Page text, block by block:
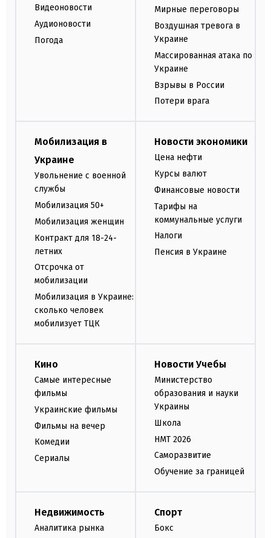
Видеоновости
Аудионовости
Погода
Мирные переговоры
Воздушная тревога в
Украине
Массированная атака по
Украине
Взрывы в России
Потери врага
Мобилизация в
Украине
Увольнение с военной
службы
Мобилизация 50+
Мобилизация женщин
Контракт для 18-24-
летних
Отсрочка от
мобилизации
Мобилизация в Украине:
сколько человек
мобилизует ТЦК
Новости экономики
Цена нефти
Курсы валют
Финансовые новости
Тарифы на
коммунальные услуги
Налоги
Пенсия в Украине
Кино
Самые интересные
фильмы
Украинские фильмы
Фильмы на вечер
Комедии
Сериалы
Новости Учебы
Министерство
образования и науки
Украины
Школа
НМТ 2026
Саморазвитие
Обучение за границей
Недвижимость
Аналитика рынка
Спорт
Бокс